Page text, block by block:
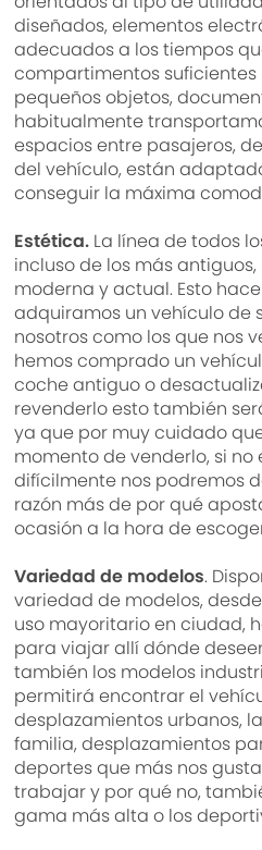
diseñados, elementos
adecuados a los tiempos
compartimentos
pequeños objetos,
habitualmente
espacios entre pasajeros,
del vehículo, están
conseguir la máxima
Estética. La línea de todos
incluso de los más
moderna y actual. Esto
adquiramos un vehículo de
nosotros como los que nos
hemos comprado un
coche antiguo o
revenderlo esto también
ya que por muy cuidado
momento de venderlo, si
difícilmente nos podremos
razón más de por qué
ocasión a la hora de
Variedad de modelos.
variedad de modelos,
uso mayoritario en ciudad,
para viajar allí dónde
también los modelos
permitirá encontrar el
desplazamientos urbanos,
familia, desplazamientos
deportes que más nos
trabajar y por qué no,
gama más alta o los